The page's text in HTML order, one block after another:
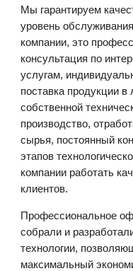
Мы гарантируем
уровень
компании, это
консультация по
услугам,
поставка продукции
собственной
производство,
сырья, постоянный
этапов
компании работать
клиентов.
Профессиональное
собрали и
технологии,
максимальный